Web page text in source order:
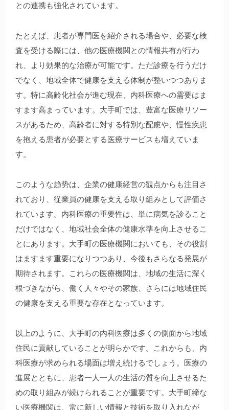
との連携も強化されています。
たとえば、患者が専門医を紹介される場合や、必要な検
査を受ける際には、他の医療機関との情報共有が行わ
れ、より効果的な治療が可能です。ただ診療を行うだけ
でなく、地域全体で健康を支える体制が整いつつありま
す。特に高齢化社会が進む現在、内科医療への需要はま
すます高まっています。大手町では、豊富な医療リソー
スがあるため、高齢者に対する特別な配慮や、慢性疾患
を抱える患者が必要とする医療サービスも増えていま
す。
このような趋势は、企業の健康経営の観点からも注目さ
れており、従業員の健康を支える取り組みとして評価さ
れています。内科医療の重要性は、単に病気を診ること
だけではなく、地域社会全体の健康水準を向上させるこ
とにあります。大手町の医療機関においても、その役割
はますます重要になりつつあり、今後もさらなる発展が
期待されます。これらの医療機関は、地域の生活に深く
根づきながら、働く人々やその家族、さらには地域住民
の健康を支える重要な存在となっています。
以上のように、大手町の内科医療は多くの側面から地域
住民に貢献していることが明らかです。これからも、内
科医療が求められる場面は増え続けるでしょう。医療の
進展とともに、患者一人一人の生活の質を向上させるた
めの取り組みが続けられることが重要です。大手町締な
い医療機関は、常に新しい情報と技術を取り入れなが